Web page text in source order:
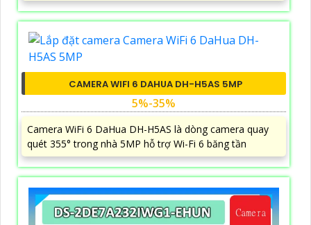
CAMERA WIFI 6 DAHUA DH-H5AS 5MP
5%-35%
Camera WiFi 6 DaHua DH-H5AS là dòng camera quay
quét 355° trong nhà 5MP hỗ trợ Wi-Fi 6 băng tần